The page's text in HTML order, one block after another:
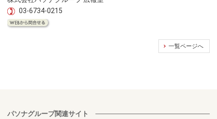
03-6734-0215
一覧ページへ
パソナグループ関連サイト